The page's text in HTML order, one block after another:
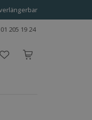
01 205 19 24